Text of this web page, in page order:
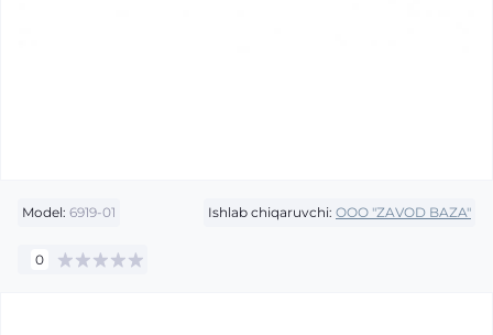
Model: 6919-01 Ishlab chiqaruvchi: OOO "ZAVOD BAZA"
0